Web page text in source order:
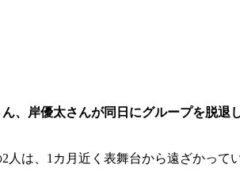
、岸優太さんが同日にグループを脱
は、1カ月近く表舞台から遠ざかってい